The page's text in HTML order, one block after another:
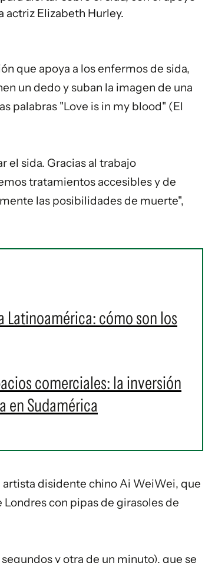
actriz Elizabeth Hurley.
que apoya a los enfermos de sida,
un dedo y suban la imagen de una
palabras "Love is in my blood" (El
el sida. Gracias al trabajo
tratamientos accesibles y de
las posibilidades de muerte",
Latinoamérica: cómo son los
comerciales: la inversión
en Sudamérica
disidente chino Ai WeiWei, que
con pipas de girasoles de
y otra de un minuto), que se